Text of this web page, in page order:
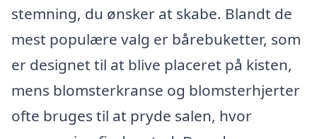
stemning, du ønsker at skabe. Blandt de
mest populære valg er bårebuketter, som
er designet til at blive placeret på kisten,
mens blomsterkranse og blomsterhjerter
ofte bruges til at pryde salen, hvor